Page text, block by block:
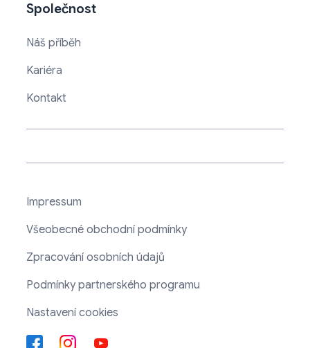
Společnost
Náš příběh
Kariéra
Kontakt
Impressum
Všeobecné obchodní podmínky
Zpracování osobních údajů
Podmínky partnerského programu
Nastavení cookies